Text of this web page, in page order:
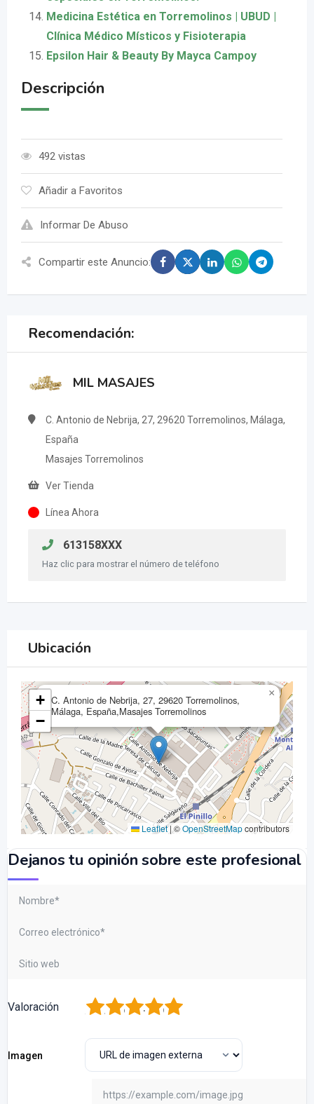
Medicina Estética en Torremolinos | UBUD |
Clínica Médico Místicos y Fisioterapia
Epsilon Hair & Beauty By Mayca Campoy
Descripción
492 vistas
Añadir a Favoritos
Informar De Abuso
Compartir este Anuncio:
Recomendación:
MIL MASAJES
C. Antonio de Nebrija, 27, 29620 Torremolinos, Málaga,
España
Masajes Torremolinos
Ver Tienda
Línea Ahora
613158XXX
Haz clic para mostrar el número de teléfono
Ubicación
C. Antonio de Nebrija, 27, 29620 Torremolinos,
Málaga, España,Masajes Torremolinos
×
+
−
Leaflet|©OpenStreetMapcontributors
Dejanos tu opinión sobre este profesional
Valoración 5
4
3
2
Imagen